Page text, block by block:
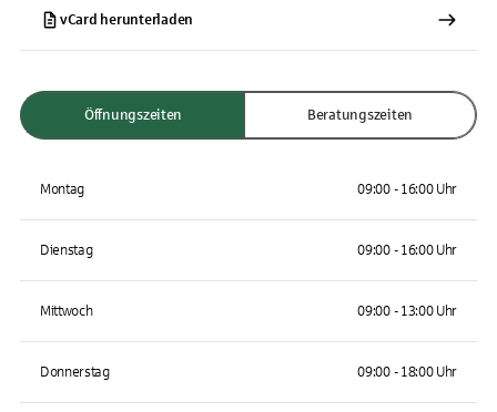
vCard herunterladen
Öffnungszeiten Beratungszeiten
Montag 09:00 - 16:00 Uhr
Dienstag 09:00 - 16:00 Uhr
Mittwoch 09:00 - 13:00 Uhr
Donnerstag 09:00 - 18:00 Uhr